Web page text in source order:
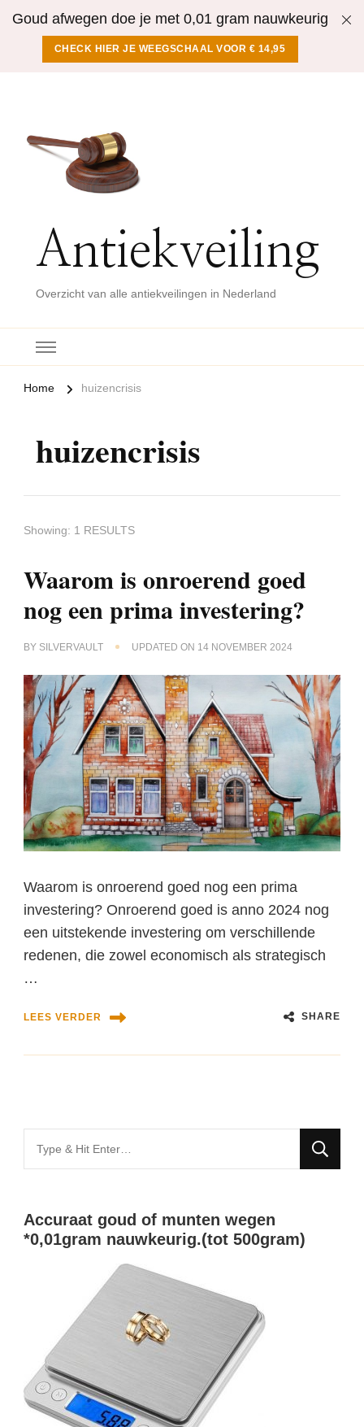
Goud afwegen doe je met 0,01 gram nauwkeurig
CHECK HIER JE WEEGSCHAAL VOOR € 14,95
Antiekveiling
Overzicht van alle antiekveilingen in Nederland
Home huizencrisis
huizencrisis
Showing: 1 RESULTS
Waarom is onroerend goed
nog een prima investering?
BY SILVERVAULT UPDATED ON 14 NOVEMBER 2024
Waarom is onroerend goed nog een prima
investering? Onroerend goed is anno 2024 nog
een uitstekende investering om verschillende
redenen, die zowel economisch als strategisch
…
LEES VERDER SHARE
for
Accuraat goud of munten wegen
*0,01gram nauwkeurig.(tot 500gram)